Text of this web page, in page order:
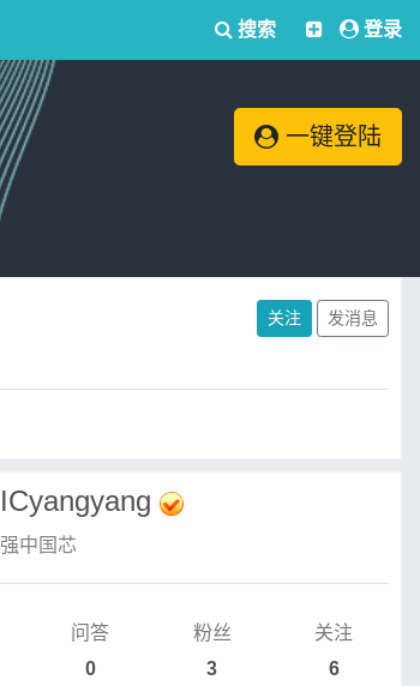
搜索 登录
一键登陆
关注 发消息
ICyangyang
强中国芯
问答
0
粉丝
3
关注
6